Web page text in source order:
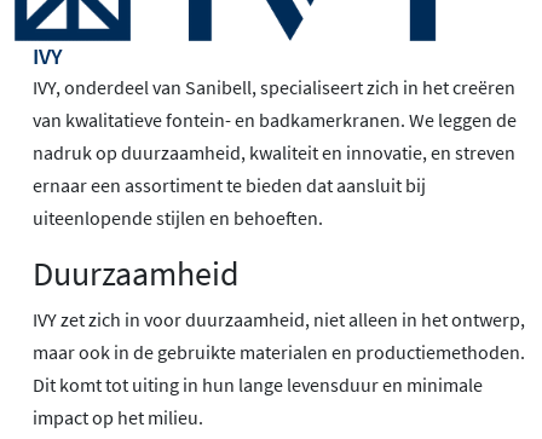
IVY
IVY, onderdeel van Sanibell, specialiseert zich in het creëren
van kwalitatieve fontein- en badkamerkranen. We leggen de
nadruk op duurzaamheid, kwaliteit en innovatie, en streven
ernaar een assortiment te bieden dat aansluit bij
uiteenlopende stijlen en behoeften.
Duurzaamheid
IVY zet zich in voor duurzaamheid, niet alleen in het ontwerp,
maar ook in de gebruikte materialen en productiemethoden.
Dit komt tot uiting in hun lange levensduur en minimale
impact op het milieu.